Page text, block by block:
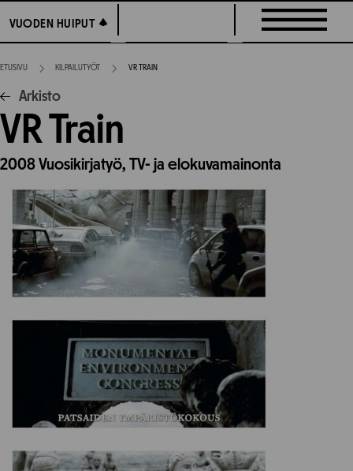
suoraan
sisältöön
VUODEN HUIPUT
VUODEN HUIPUT
ETUSIVU KILPAILUTYÖT VR TRAIN
Arkisto
VR Train
2008Vuosikirjatyö, TV- ja elokuvamainonta